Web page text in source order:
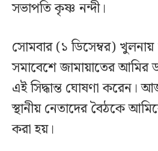
সভাপতি কৃষ্ণ নন্দী।
সোমবার (১ ডিসেম্বর) খুলনায়
সমাবেশে জামায়াতের আমির
এই সিদ্ধান্ত ঘোষণা করেন।
স্থানীয় নেতাদের বৈঠকে
করা হয়।